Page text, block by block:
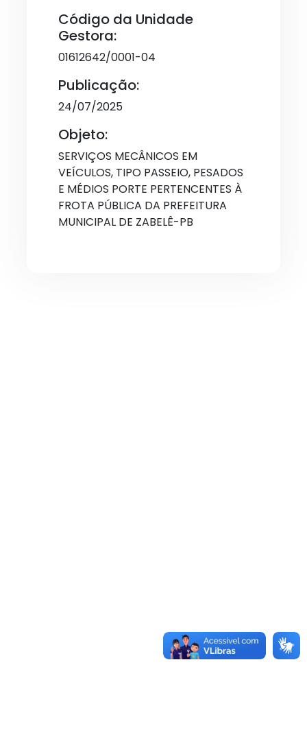
Código da Unidade
Gestora:
01612642/0001-04
Publicação:
24/07/2025
Objeto:
SERVIÇOS MECÂNICOS EM
VEÍCULOS, TIPO PASSEIO, PESADOS
E MÉDIOS PORTE PERTENCENTES À
FROTA PÚBLICA DA PREFEITURA
MUNICIPAL DE ZABELÊ-PB